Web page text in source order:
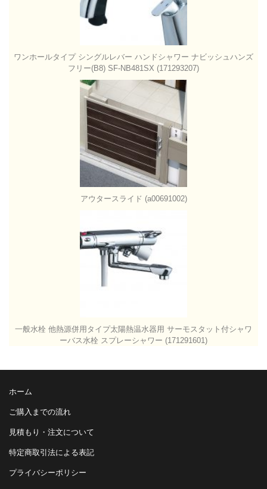
ワンホールタイプ シングルレバー ハンドシャワー ナビッシュハンズ
フリー(B8) SF-NB481SX (171293207)
アウタースライド (a00691002)
一般水栓 他熱源併用タイプ太陽熱温水器用 サーモスタット付シャワ
ーバス水栓 スプレーシャワー (171291601)
ホーム
ご購入までの流れ
見積もり・注文について
特定商取引法による表記
プライバシーポリシー